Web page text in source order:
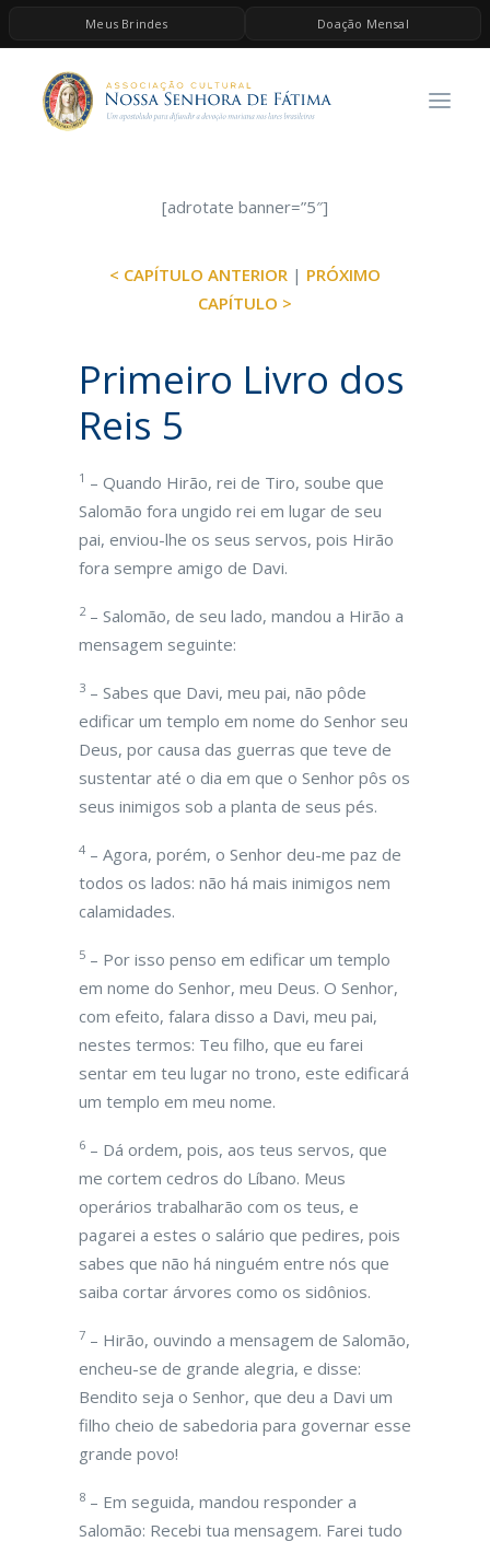
Meus Brindes Doação Mensal
HOME
A ASSOCIAÇÃO
ESPIRITUALIDADE
BRINDES
[adrotate banner=”5″]
< CAPÍTULO ANTERIOR | PRÓXIMO
CAPÍTULO >
Primeiro Livro dos
Reis 5
1 – Quando Hirão, rei de Tiro, soube que
Salomão fora ungido rei em lugar de seu
pai, enviou-lhe os seus servos, pois Hirão
fora sempre amigo de Davi.
2– Salomão, de seu lado, mandou a Hirão a
mensagem seguinte:
3 – Sabes que Davi, meu pai, não pôde
edificar um templo em nome do Senhor seu
Deus, por causa das guerras que teve de
sustentar até o dia em que o Senhor pôs os
seus inimigos sob a planta de seus pés.
4 – Agora, porém, o Senhor deu-me paz de
todos os lados: não há mais inimigos nem
calamidades.
5 – Por isso penso em edificar um templo
em nome do Senhor, meu Deus. O Senhor,
com efeito, falara disso a Davi, meu pai,
nestes termos: Teu filho, que eu farei
sentar em teu lugar no trono, este edificará
um templo em meu nome.
6 – Dá ordem, pois, aos teus servos, que
me cortem cedros do Líbano. Meus
operários trabalharão com os teus, e
pagarei a estes o salário que pedires, pois
sabes que não há ninguém entre nós que
saiba cortar árvores como os sidônios.
7 – Hirão, ouvindo a mensagem de Salomão,
encheu-se de grande alegria, e disse:
Bendito seja o Senhor, que deu a Davi um
filho cheio de sabedoria para governar esse
grande povo!
8 – Em seguida, mandou responder a
Salomão: Recebi tua mensagem. Farei tudo